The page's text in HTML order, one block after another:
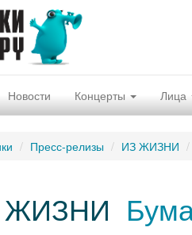
Новости Концерты Лица
Пресс-релизы ИЗ ЖИЗНИ
ЖИЗНИ